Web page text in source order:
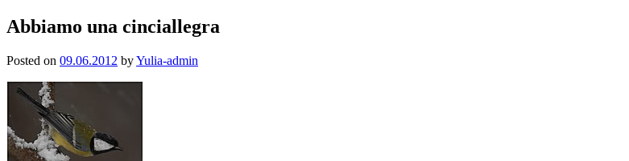
Abbiamo una cinciallegra
Posted on 09.06.2012 byYulia-admin